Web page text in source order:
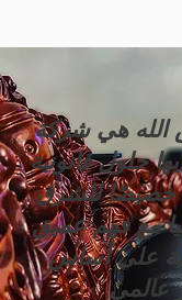
الله هي شركة
حلول قانونية
خصيصًا للشرق
مع فهم عميق
على أساس